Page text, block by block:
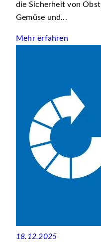
die Sicherheit von
Gemüse und...
Mehr erfahren
18.12.2025